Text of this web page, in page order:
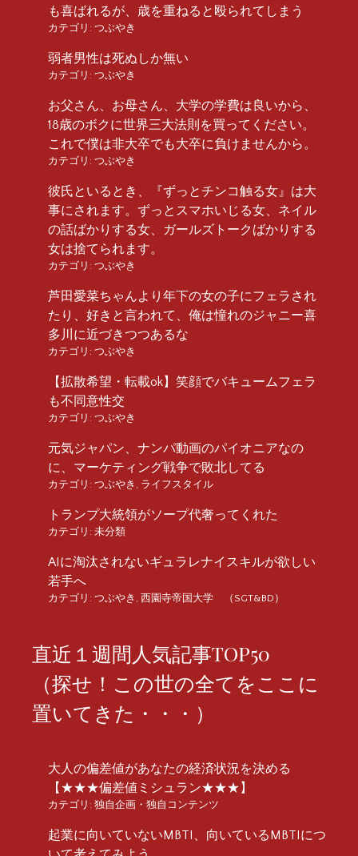
も喜ばれるが、歳を重ねると殴られてしまう
カテゴリ: つぶやき
弱者男性は死ぬしか無い
カテゴリ: つぶやき
お父さん、お母さん、大学の学費は良いから、
18歳のボクに世界三大法則を買ってください。
これで僕は非大卒でも大卒に負けませんから。
カテゴリ: つぶやき
彼氏といるとき、『ずっとチンコ触る女』は大
事にされます。ずっとスマホいじる女、ネイル
の話ばかりする女、ガールズトークばかりする
女は捨てられます。
カテゴリ: つぶやき
芦田愛菜ちゃんより年下の女の子にフェラされ
たり、好きと言われて、俺は憧れのジャニー喜
多川に近づきつつあるな
カテゴリ: つぶやき
【拡散希望・転載ok】笑顔でバキュームフェラ
も不同意性交
カテゴリ: つぶやき
元気ジャパン、ナンパ動画のパイオニアなの
に、マーケティング戦争で敗北してる
カテゴリ: つぶやき ライフスタイル
トランプ大統領がソープ代奢ってくれた
カテゴリ: 未分類
AIに淘汰されないギュラレナイスキルが欲しい
若手へ
カテゴリ: つぶやき 西園寺帝国大学 （SGT&BD）
直近１週間人気記事TOP50
（探せ！この世の全てをここに
置いてきた・・・）
大人の偏差値があなたの経済状況を決める
【★★★偏差値ミシュラン★★★】
カテゴリ: 独自企画・独自コンテンツ
起業に向いていないMBTI、向いているMBTIにつ